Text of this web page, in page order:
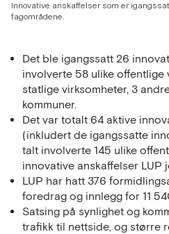
Innovative anskaffelser som er
fagområdene.
Det ble igangssatt 26
involverte 58 ulike offentlige
statlige virksomheter, 3
kommuner.
Det var totalt 64 aktive
(inkludert de igangssatte
talt involverte 145 ulike
innovative anskaffelser LUP
LUP har hatt 376
foredrag og innlegg for 11
Satsing på synlighet og
trafikk til nettside, og større